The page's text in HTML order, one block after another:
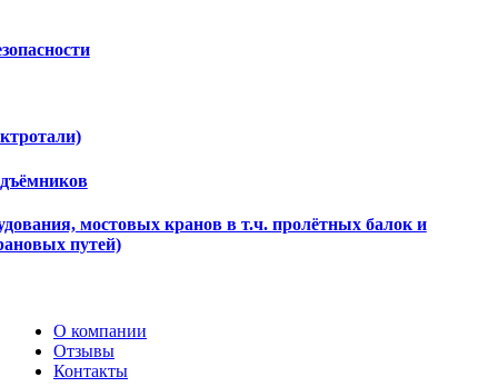
мостовых кранов в т.ч. пролётных балок и
путей)
О компании
Отзывы
Контакты